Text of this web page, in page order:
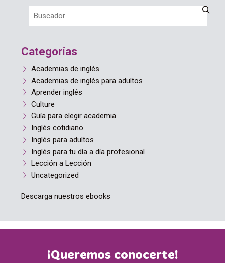
Categorías
Academias de inglés
Academias de inglés para adultos
Aprender inglés
Culture
Guía para elegir academia
Inglés cotidiano
Inglés para adultos
Inglés para tu día a día profesional
Lección a Lección
Uncategorized
Descarga nuestros ebooks
¡Queremos conocerte!